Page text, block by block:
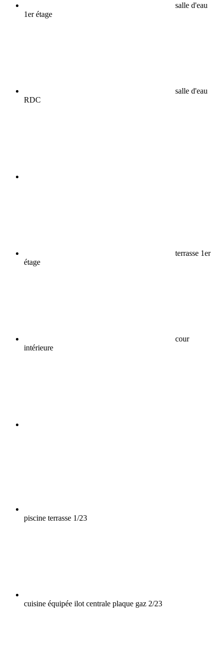
salle d'eau
1er étage
salle d'eau
RDC
terrasse 1er
étage
cour
intérieure
piscine terrasse 1/23
cuisine équipée ilot centrale plaque gaz 2/23